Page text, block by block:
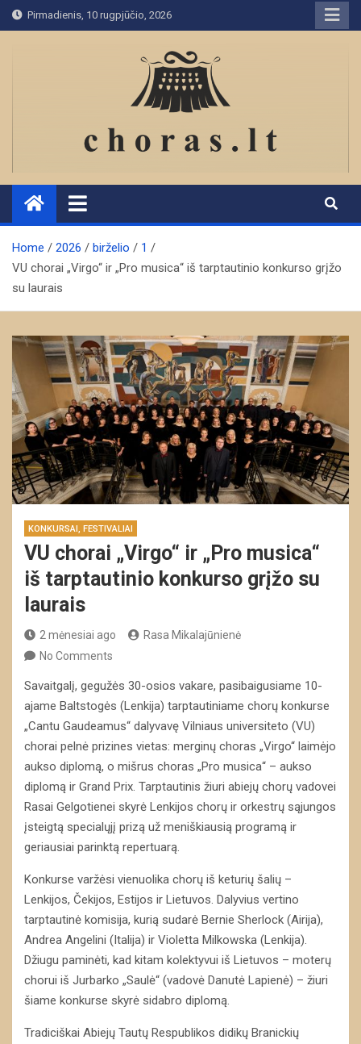
Skip
to
Pirmadienis, 10 rugpjūčio, 2026
Home 2026 birželio
1
VU chorai „Virgo“ ir „Pro musica“ iš tarptautinio konkurso grįžo
su laurais
KONKURSAI, FESTIVALIAI
VU chorai „Virgo“ ir „Pro musica“
iš tarptautinio konkurso grįžo su
laurais
2 mėnesiai ago
Rasa Mikalajūnienė
No Comments
Savaitgalį, gegužės 30-osios vakare, pasibaigusiame 10-
ajame Baltstogės (Lenkija) tarptautiniame chorų konkurse
„Cantu Gaudeamus“ dalyvavę Vilniaus universiteto (VU)
chorai pelnė prizines vietas: merginų choras „Virgo“ laimėjo
aukso diplomą, o mišrus choras „Pro musica“ – aukso
diplomą ir Grand Prix. Tarptautinis žiuri abiejų chorų vadovei
Rasai Gelgotienei skyrė Lenkijos chorų ir orkestrų sąjungos
įsteigtą specialųjį prizą už meniškiausią programą ir
geriausiai parinktą repertuarą.
Konkurse varžėsi vienuolika chorų iš keturių šalių –
Lenkijos, Čekijos, Estijos ir Lietuvos. Dalyvius vertino
tarptautinė komisija, kurią sudarė Bernie Sherlock (Airija),
Andrea Angelini (Italija) ir Violetta Milkowska (Lenkija).
Džiugu paminėti, kad kitam kolektyvui iš Lietuvos – moterų
chorui iš Jurbarko „Saulė“ (vadovė Danutė Lapienė) – žiuri
šiame konkurse skyrė sidabro diplomą.
Tradiciškai Abiejų Tautų Respublikos didikų Branickių